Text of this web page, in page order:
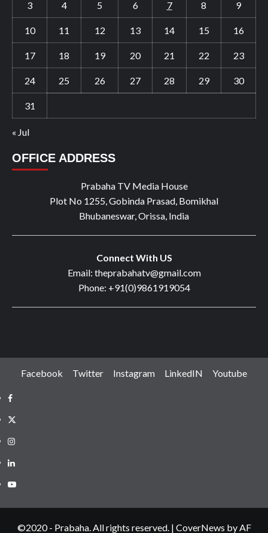
3 4 5 6 7 8 9
10 11 12 13 14 15 16
17 18 19 20 21 22 23
24 25 26 27 28 29 30
31
« Jul
OFFICE ADDRESS
Prabaha TV Media House
Plot No 1255, Gobinda Prasad, Bomikhal
Bhubaneswar, Orissa, India
Connect With US
Email: theprabahatv@gmail.com
Phone: +91(0)9861919054
Facebook Twitter Instagram LinkedIN Youtube
Facebook
Twitter
Instagram
LinkedIN
Youtube
©2020 - Prabaha. All rights reserved. | CoverNews by AF